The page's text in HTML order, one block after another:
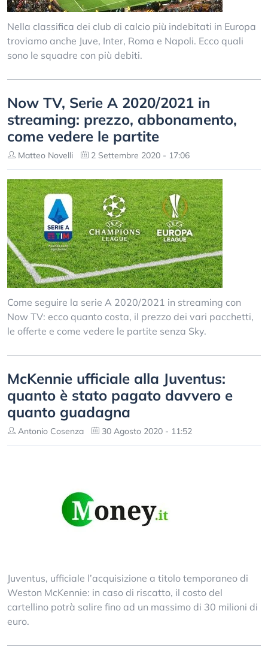
Nella classifica dei club di calcio più indebitati in Europa
troviamo anche Juve, Inter, Roma e Napoli. Ecco quali
sono le squadre con più debiti.
Now TV, Serie A 2020/2021 in
streaming: prezzo, abbonamento,
come vedere le partite
Matteo Novelli 2 Settembre 2020 - 17:06
Come seguire la serie A 2020/2021 in streaming con
Now TV: ecco quanto costa, il prezzo dei vari pacchetti,
le offerte e come vedere le partite senza Sky.
McKennie ufficiale alla Juventus:
quanto è stato pagato davvero e
quanto guadagna
Antonio Cosenza 30 Agosto 2020 - 11:52
Juventus, ufficiale l’acquisizione a titolo temporaneo di
Weston McKennie: in caso di riscatto, il costo del
cartellino potrà salire fino ad un massimo di 30 milioni di
euro.